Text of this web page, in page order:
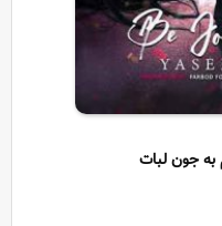
به جون لبات